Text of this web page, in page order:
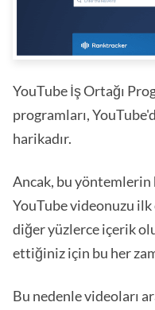
YouTube İş Ortağı
programları,
harikadır.
Ancak, bu yöntemlerin
YouTube videonuzu
diğer yüzlerce içerik
ettiğiniz için bu her
Bu nedenle videoları